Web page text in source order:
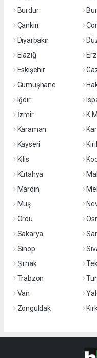
Burdur
Çankırı
Diyarbakır
Elazığ
Eskişehir
Gümüşhane
Iğdır
İzmir
Karaman
Kayseri
Kilis
Kütahya
Mardin
Muş
Ordu
Sakarya
Sinop
Şırnak
Trabzon
Van
Zonguldak